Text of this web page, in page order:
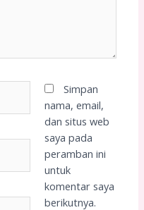
Simpan
nama, email,
dan situs web
saya pada
peramban ini
untuk
komentar saya
berikutnya.